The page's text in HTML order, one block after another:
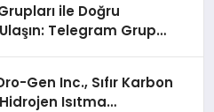
ile Doğru
Telegram Grup
Gen Inc., Sıfır Karbon
Isıtma